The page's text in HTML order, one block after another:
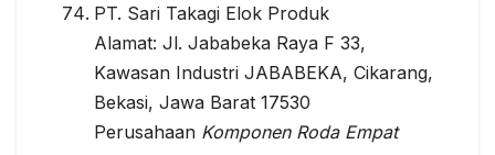
PT. Sari Takagi Elok Produk
Alamat: Jl. Jababeka Raya F 33,
Kawasan Industri JABABEKA, Cikarang,
Bekasi, Jawa Barat 17530
Perusahaan Komponen Roda Empat